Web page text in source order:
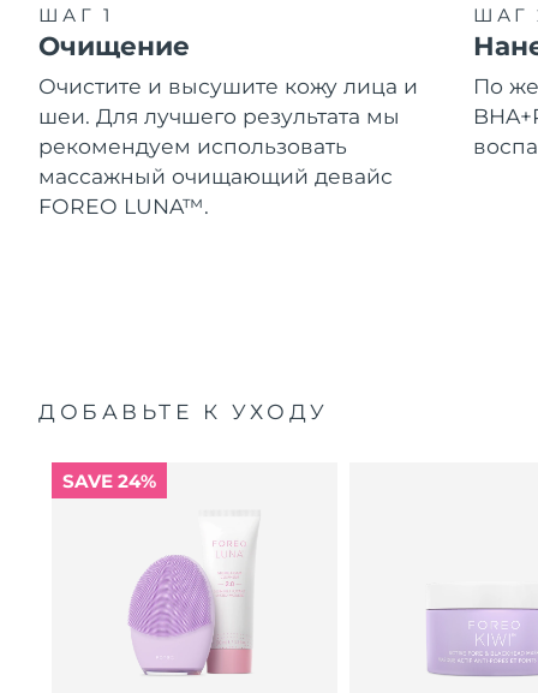
ШАГ 1
Очищение
Очистите и высушите кожу лица и
шеи. Для лучшего результата мы
рекомендуем использовать
массажный очищающий девайс
FOREO LUNA™.
ШАГ
По
ДОБАВЬТЕ К УХОДУ
SAVE 24%